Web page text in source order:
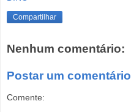
Compartilhar
Nenhum comentário:
Postar um comentário
Comente: